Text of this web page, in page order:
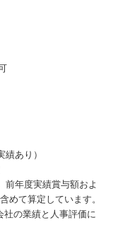
あり）
前年度実績賞与額およ
めて算定しています。
の業績と人事評価に